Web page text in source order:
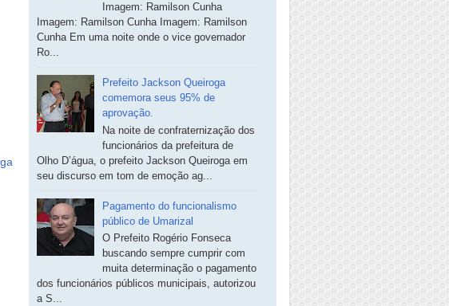
Imagem: Ramilson Cunha
Imagem: Ramilson Cunha Imagem: Ramilson
Cunha Em uma noite onde o vice governador
Ro...
Prefeito Jackson Queiroga
comemora seus 95% de
aprovação.
Na noite de confraternização dos
funcionários da prefeitura de
Olho D’água, o prefeito Jackson Queiroga em
seu discurso em tom de emoção ag...
Pagamento do funcionalismo
público de Umarizal
O Prefeito Rogério Fonseca
buscando sempre cumprir com
muita determinação o pagamento
dos funcionários públicos municipais, autorizou
a S...